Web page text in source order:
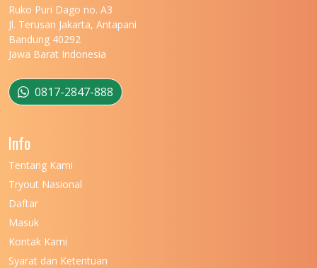
UNIVERSITAS MARITIM RAJA ALI HAJI
UNIVERSITAS MATARAM
UNIVERSITAS MULAWARMAN
UNIVERSITAS MUSAMUS
UNIVERSITAS NEGERI KHAIRUN
UNIVERSITAS NEGERI MANADO
Ruko Puri Dago no. A3
Jl. Terusan Jakarta, Antapani
Bandung 40292
Jawa Barat Indonesia
0817-2847-888
Info
Tentang Kami
Tryout Nasional
Daftar
Masuk
Kontak Kami
Syarat dan Ketentuan